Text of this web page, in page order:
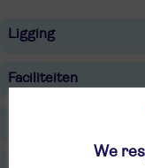
Ligging
Faciliteiten
We